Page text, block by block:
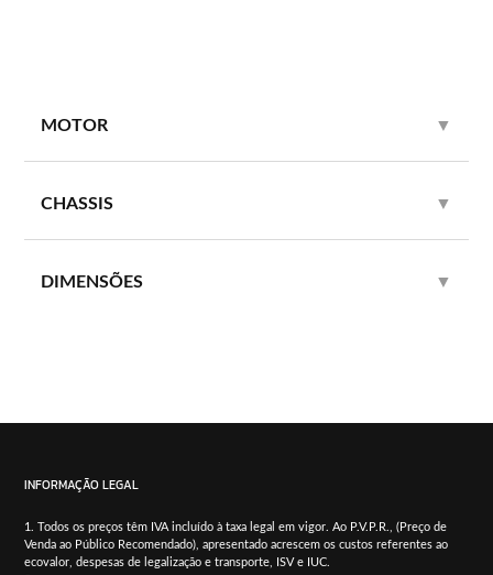
MOTOR ▼
CHASSIS ▼
DIMENSÕES ▼
INFORMAÇÃO LEGAL
Todos os preços têm IVA incluído à taxa legal em vigor. Ao P.V.P.R., (Preço de
Venda ao Público Recomendado), apresentado acrescem os custos referentes ao
ecovalor, despesas de legalização e transporte, ISV e IUC.